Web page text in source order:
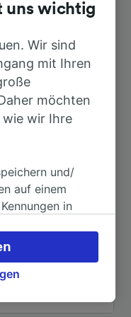
Dauer
2h 1min
15min
3h 32min
15min
uns wichtig
Wir sind
mit Ihren
möchten
wir Ihre
und/
auf einem
in
berechtigtem